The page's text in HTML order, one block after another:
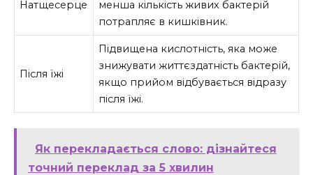
Натщесерце
менша кількість живих бактерій
потрапляє в кишківник.
Після їжі
Підвищена кислотність, яка може
знижувати життєздатність бактерій,
якщо прийом відбувається відразу
після їжі.
Як перекладається слово: дізнайтеся
точний переклад за 5 хвилин